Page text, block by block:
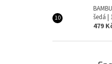
šedá |
479